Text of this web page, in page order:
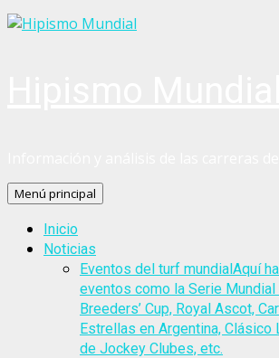
Menú principal
Inicio
Noticias
Eventos del turf mundialAquí
eventos como la Serie Mundial
Breeders’ Cup, Royal Ascot,
Estrellas en Argentina, Clásico
de Jockey Clubes, etc.